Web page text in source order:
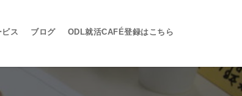
ス ブログ ODL就活CAFÉ登録はこちら